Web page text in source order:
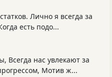
Лично я всегда за
есть подо...
Всегда нас увлекают за
Мотив ж...